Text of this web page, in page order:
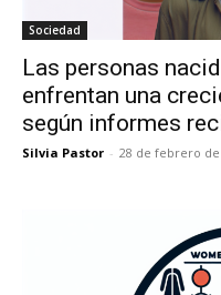
Sociedad
Las personas
enfrentan una
según informes
Silvia Pastor - 28 de febrero de